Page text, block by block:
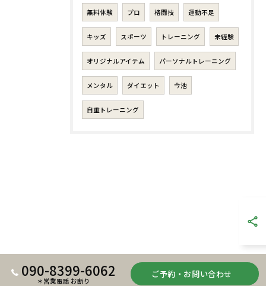
無料体験 プロ 格闘技 運動不足
キッズ スポーツ トレーニング 未経験
オリジナルアイテム パーソナルトレーニング
メンタル ダイエット 今池
自重トレーニング
090-8399-6062
＊営業電話 お断り
ご予約・お問い合わせ